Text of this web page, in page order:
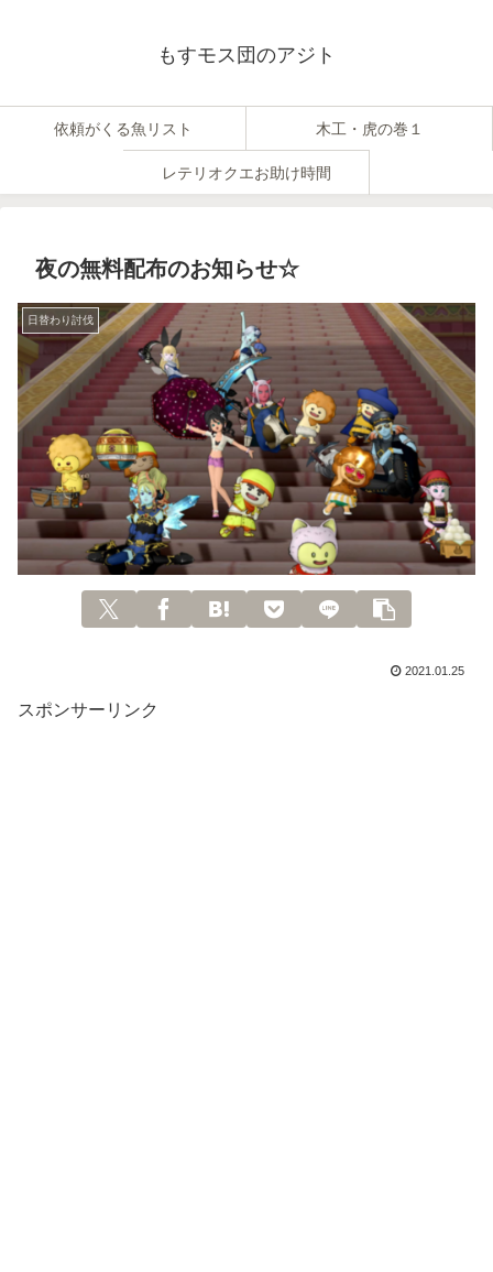
もすモス団のアジト
依頼がくる魚リスト 木工・虎の巻１
レテリオクエお助け時間
夜の無料配布のお知らせ☆
日替わり討伐
2021.01.25
スポンサーリンク